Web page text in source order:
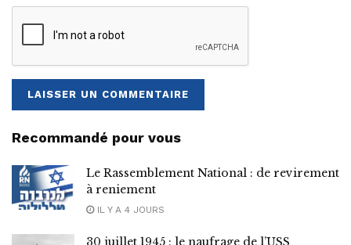
Recommandé pour vous
Le Rassemblement National : de revirement
à reniement
IL Y A 4 JOURS
30 juillet 1945 : le naufrage de l’USS